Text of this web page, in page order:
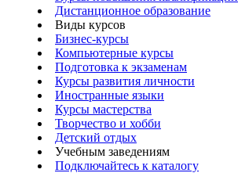
Дистанционное образование
Виды курсов
Бизнес-курсы
Компьютерные курсы
Подготовка к экзаменам
Курсы развития личности
Иностранные языки
Курсы мастерства
Творчество и хобби
Детский отдых
Учебным заведениям
Подключайтесь к каталогу